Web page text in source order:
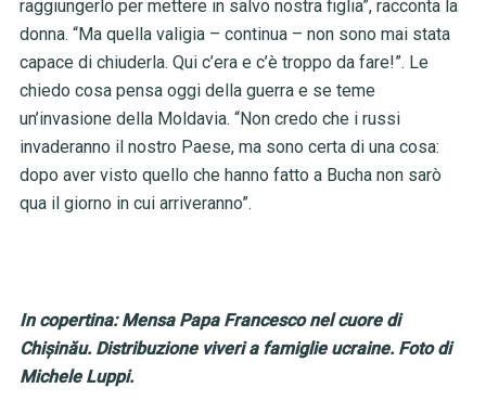
raggiungerlo per mettere in salvo nostra figlia”, racconta la
donna. “Ma quella valigia – continua – non sono mai stata
capace di chiuderla. Qui c’era e c’è troppo da fare!”. Le
chiedo cosa pensa oggi della guerra e se teme
un’invasione della Moldavia. “Non credo che i russi
invaderanno il nostro Paese, ma sono certa di una cosa:
dopo aver visto quello che hanno fatto a Bucha non sarò
qua il giorno in cui arriveranno”.
In copertina: Mensa Papa Francesco nel cuore di
Chișinău. Distribuzione viveri a famiglie ucraine. Foto di
Michele Luppi.